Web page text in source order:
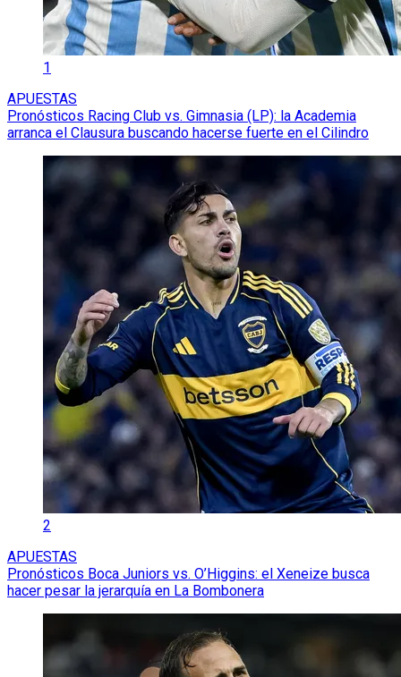
1
APUESTAS
Pronósticos Racing Club vs. Gimnasia (LP): la Academia
arranca el Clausura buscando hacerse fuerte en el Cilindro
2
APUESTAS
Pronósticos Boca Juniors vs. O’Higgins: el Xeneize busca
hacer pesar la jerarquía en La Bombonera